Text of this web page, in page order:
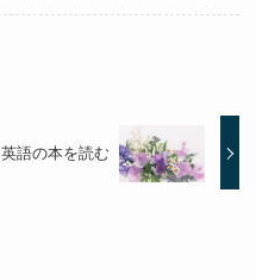
英語の本を読む